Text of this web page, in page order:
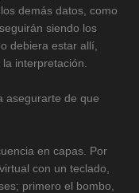
demás datos, como
siendo los
debiera estar allí,
interpretación.
asegurarte de que
en capas. Por
con un teclado,
primero el bombo,